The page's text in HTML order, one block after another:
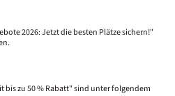
2026: Jetzt die besten Plätze sichern!"
bis zu 50 % Rabatt" sind unter folgendem